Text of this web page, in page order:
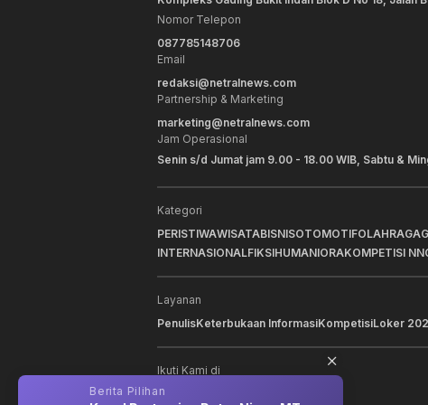
Nomor Telepon
087785148706
Email
redaksi@netralnews.com
Partnership & Marketing
marketing@netralnews.com
Jam Operasional
Senin s/d Jumat jam 9.00 - 18.00 WIB, Sabtu &
Kategori
PERISTIWAWISATABISNISOTOMOTIFOLAHRAGA
INTERNASIONALFIKSIHUMANIORAKOMPETISI
Layanan
PenulisKeterbukaan InformasiKompetisiLoker
Ikuti Kami di
Berita Pilihan